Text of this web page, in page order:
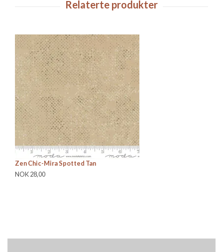
Zen Chic-Mira Spotted Tan
NOK 28,00